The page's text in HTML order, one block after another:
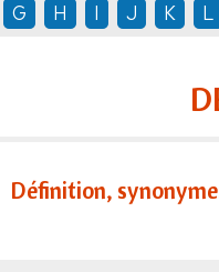
G H I J K L
Définition,